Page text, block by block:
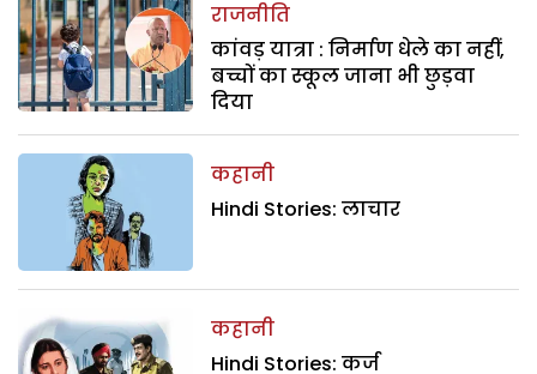
राजनीति
कांवड़ यात्रा : निर्माण धेले का नहीं,
बच्चों का स्कूल जाना भी छुड़वा
दिया
कहानी
Hindi Stories: लाचार
कहानी
Hindi Stories: कर्ज